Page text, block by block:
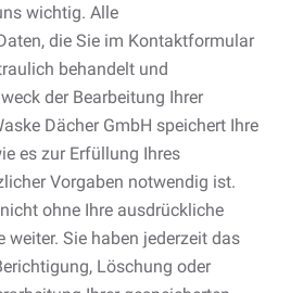
wichtig. Alle
die Sie im Kontaktformular
behandelt und
der Bearbeitung Ihrer
Dächer GmbH speichert Ihre
es zur Erfüllung Ihres
Vorgaben notwendig ist.
ohne Ihre ausdrückliche
Sie haben jederzeit das
Löschung oder